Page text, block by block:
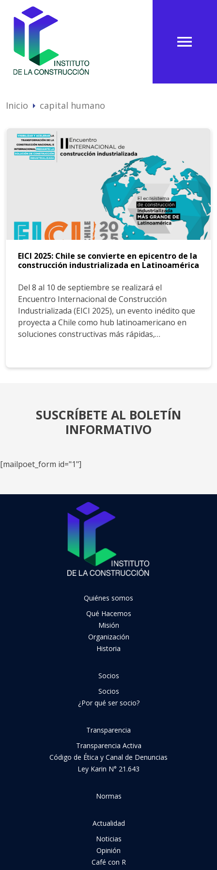
menu
Inicio arrow_right capital humano
EICI 2025: Chile se convierte en epicentro de la
construcción industrializada en Latinoamérica
Del 8 al 10 de septiembre se realizará el
Encuentro Internacional de Construcción
Industrializada (EICI 2025), un evento inédito que
proyecta a Chile como hub latinoamericano en
soluciones constructivas más rápidas,…
SUSCRÍBETE AL BOLETÍN
INFORMATIVO
[mailpoet_form id="1"]
Quiénes somos
Qué Hacemos
Misión
Organización
Historia
Socios
Socios
¿Por qué ser socio?
Transparencia
Transparencia Activa
Código de Ética y Canal de Denuncias
Ley Karin N° 21.643
Normas
Actualidad
Noticias
Opinión
Café con R